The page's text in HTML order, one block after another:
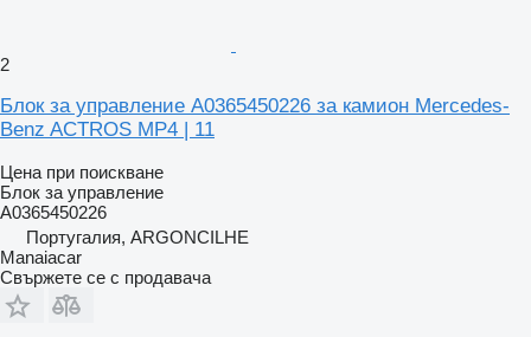
2
Блок за управление A0365450226 за камион Mercedes-
Benz ACTROS MP4 | 11
Цена при поискване
Блок за управление
A0365450226
Португалия, ARGONCILHE
Manaiacar
Свържете се с продавача